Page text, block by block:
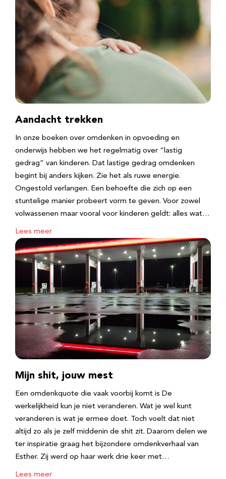
Aandacht trekken
In onze boeken over omdenken in opvoeding en
onderwijs hebben we het regelmatig over “lastig
gedrag” van kinderen. Dat lastige gedrag omdenken
begint bij anders kijken. Zie het als ruwe energie.
Ongestold verlangen. Een behoefte die zich op een
stuntelige manier probeert vorm te geven. Voor zowel
volwassenen maar vooral voor kinderen geldt: alles wat…
Lees meer
Mijn shit, jouw mest
Een omdenkquote die vaak voorbij komt is De
werkelijkheid kun je niet veranderen. Wat je wel kunt
veranderen is wat je ermee doet. Toch voelt dat niet
altijd zo als je zelf middenin de shit zit. Daarom delen we
ter inspiratie graag het bijzondere omdenkverhaal van
Esther. Zij werd op haar werk drie keer met…
Lees meer